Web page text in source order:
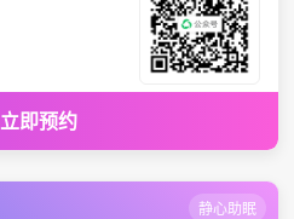
立即预约
静心助眠